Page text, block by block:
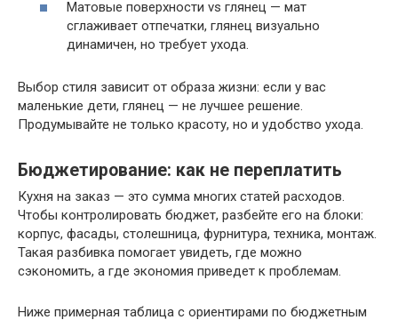
Матовые поверхности vs глянец — мат
сглаживает отпечатки, глянец визуально
динамичен, но требует ухода.
Выбор стиля зависит от образа жизни: если у вас
маленькие дети, глянец — не лучшее решение.
Продумывайте не только красоту, но и удобство ухода.
Бюджетирование: как не переплатить
Кухня на заказ — это сумма многих статей расходов.
Чтобы контролировать бюджет, разбейте его на блоки:
корпус, фасады, столешница, фурнитура, техника, монтаж.
Такая разбивка помогает увидеть, где можно
сэкономить, а где экономия приведет к проблемам.
Ниже примерная таблица с ориентирами по бюджетным